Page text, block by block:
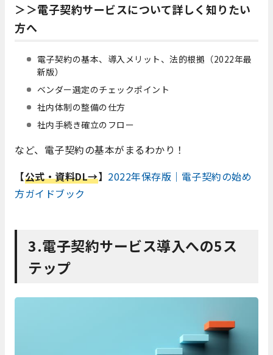
＞＞電子契約サービスについて詳しく知りたい
方へ
電子契約の基本、導入メリット、法的根拠（2022年最
新版）
ベンダー選定のチェックポイント
社内体制の整備の仕方
社内手続き確立のフロー
など、電子契約の基本がまるわかり！
【公式・資料DL→】 2022年保存版｜電子契約の始め
方ガイドブック
3.電子契約サービス導入への5ス
テップ